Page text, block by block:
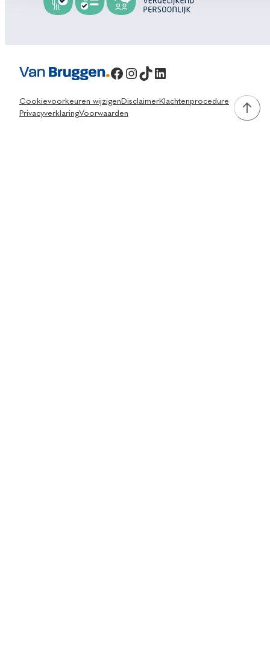
Facebook
Instagram
TikTok
LinkedIn
Cookievoorkeuren wijzigen DisclaimerKlachtenprocedure
PrivacyverklaringVoorwaarden